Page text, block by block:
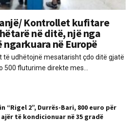
Kontrollet kufitare
në ditë, një nga
në Europë
të udhëtojnë mesatarisht çdo ditë gjatë
500 fluturime direkte mes...
“Rigel 2”, Durrës-Bari, 800 euro për
të kondicionuar në 35 gradë